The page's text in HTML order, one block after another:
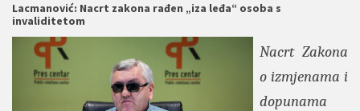
Lacmanović: Nacrt zakona rađen „iza leđa“ osoba s
invaliditetom
Nacrt Zakona
o izmjenama i
dopunama